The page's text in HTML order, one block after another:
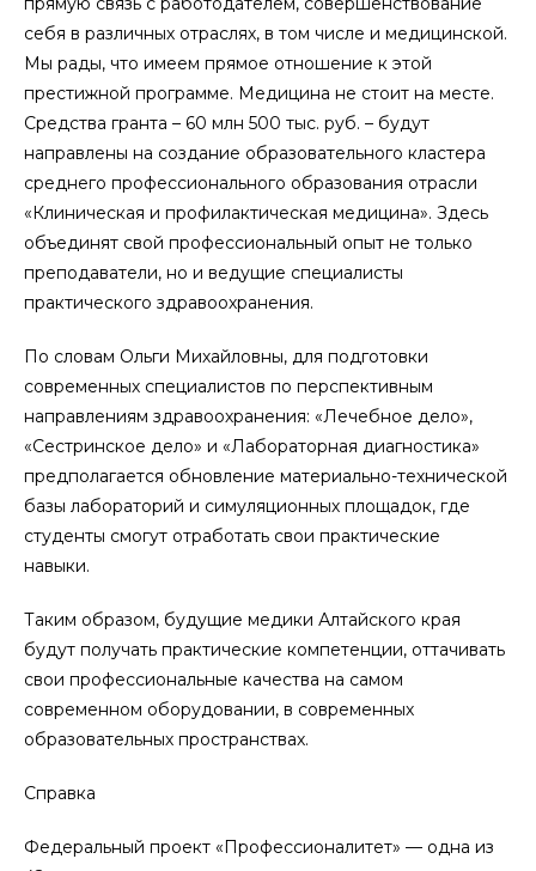
себя в различных отраслях, в том числе и медицинской.
Мы рады, что имеем прямое отношение к этой
престижной программе. Медицина не стоит на месте.
Средства гранта – 60 млн 500 тыс. руб. – будут
направлены на создание образовательного кластера
среднего профессионального образования отрасли
«Клиническая и профилактическая медицина». Здесь
объединят свой профессиональный опыт не только
преподаватели, но и ведущие специалисты
практического здравоохранения.
По словам Ольги Михайловны, для подготовки
современных специалистов по перспективным
направлениям здравоохранения: «Лечебное дело»,
«Сестринское дело» и «Лабораторная диагностика»
предполагается обновление материально-технической
базы лабораторий и симуляционных площадок, где
студенты смогут отработать свои практические
навыки.
Таким образом, будущие медики Алтайского края
будут получать практические компетенции, оттачивать
свои профессиональные качества на самом
современном оборудовании, в современных
образовательных пространствах.
Справка
Федеральный проект «Профессионалитет» — одна из